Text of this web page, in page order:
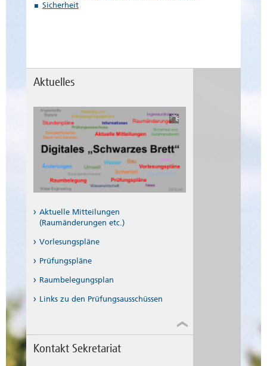
Sicherheit
Aktuelles
Aktuelle Mitteilungen
(Raumänderungen etc.)
Vorlesungspläne
Prüfungspläne
Raumbelegungsplan
Links zu den Prüfungsausschüssen
Kontakt Sekretariat